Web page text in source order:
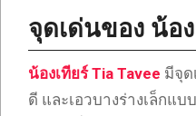
จุดเด่นของ น้อ
น้องเทียร์ Tia Tavee มีจุด
ดี และเอวบางร่างเล็กแ